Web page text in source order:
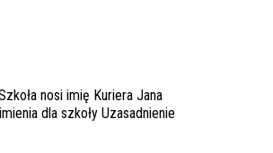
nosi imię Kuriera Jana
dla szkoły Uzasadnienie